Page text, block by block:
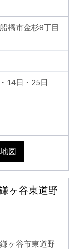
橋市金杉8丁目
14日・25日
地図
ヶ谷東道野
ヶ谷市東道野